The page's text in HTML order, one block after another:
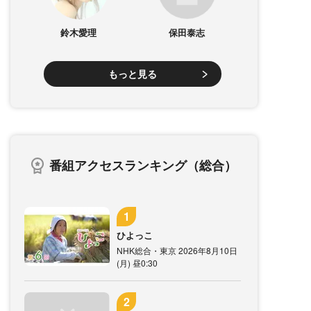
鈴木愛理 保田泰志
もっと見る
番組アクセスランキング（総合）
ひよっこ
NHK総合・東京 2026年8月10日
(月) 昼0:30